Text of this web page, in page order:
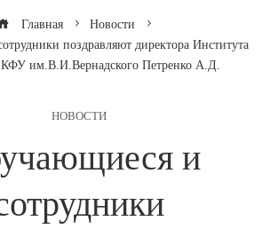
Главная
Новости
поздравляют директора Института
им.В.И.Вернадского Петренко А.Д.
НОВОСТИ
и